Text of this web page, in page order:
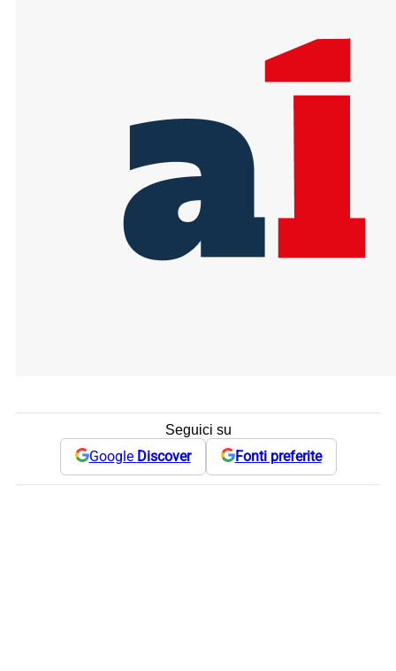
Seguici su
Google Discover Fonti preferite